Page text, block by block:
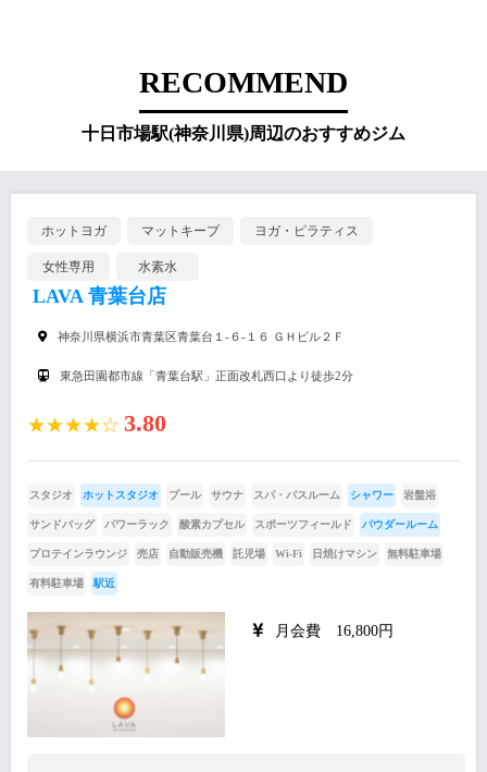
RECOMMEND
十日市場駅(神奈川県)周辺のおすすめジム
ホットヨガ マットキープ ヨガ・ピラティス
女性専用 水素水
LAVA 青葉台店
神奈川県横浜市青葉区青葉台１-６-１６ ＧＨビル２Ｆ
東急田園都市線「青葉台駅」正面改札西口より徒歩2分
★★★★☆ 3.80
スタジオ ホットスタジオ プール サウナ スパ・バスルーム シャワー 岩盤浴
サンドバッグ パワーラック 酸素カプセル スポーツフィールド パウダールーム
プロテインラウンジ 売店 自動販売機 託児場 Wi-Fi 日焼けマシン 無料駐車場
有料駐車場 駅近
月会費 16,800円